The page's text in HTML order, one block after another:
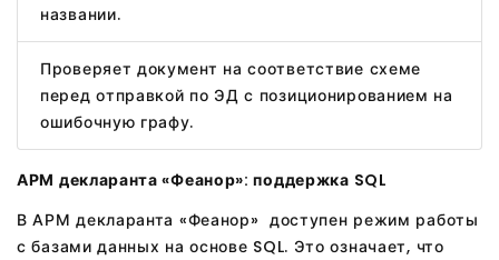
названии.
Проверяет документ на соответствие схеме
перед отправкой по ЭД с позиционированием на
ошибочную графу.
АРМ декларанта «Феанор»: поддержка SQL
В АРМ декларанта «Феанор» доступен режим работы
с базами данных на основе SQL. Это означает, что